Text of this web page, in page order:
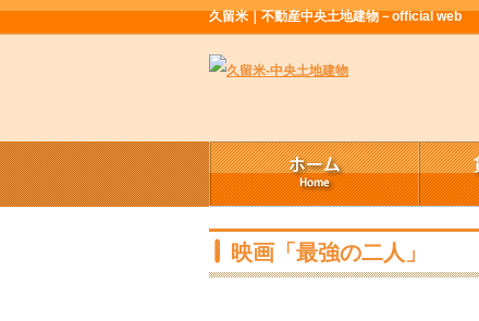
久留米｜不動産中央土地建物－official web
映画「最強の二人」